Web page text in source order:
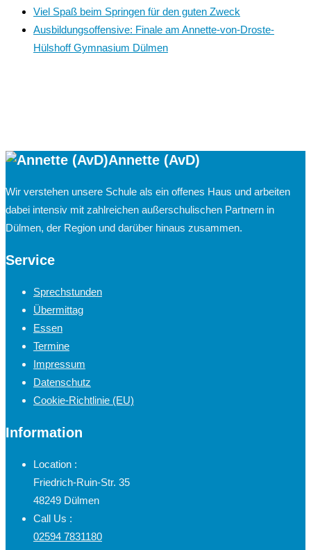
Viel Spaß beim Springen für den guten Zweck
Ausbildungsoffensive: Finale am Annette-von-Droste-
Hülshoff Gymnasium Dülmen
Annette (AvD)
Wir verstehen unsere Schule als ein offenes Haus und arbeiten
dabei intensiv mit zahlreichen außerschulischen Partnern in
Dülmen, der Region und darüber hinaus zusammen.
Service
Sprechstunden
Übermittag
Essen
Termine
Impressum
Datenschutz
Cookie-Richtlinie (EU)
Information
Location :
Friedrich-Ruin-Str. 35
48249 Dülmen
Call Us :
02594 7831180